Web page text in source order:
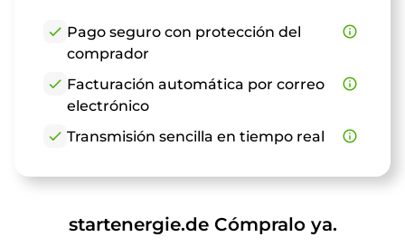
check Pago seguro con protección del
comprador
info_outline
check Facturación automática por correo
electrónico
info_outline
check Transmisión sencilla en tiempo real info_outline
startenergie.de Cómpralo ya.